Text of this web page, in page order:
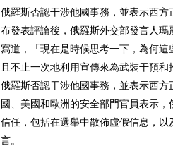
俄羅斯否認干涉他國事務，並表示西
布發表評論後，俄羅斯外交部發言人瑪
寫道，「現在是時候思考一下，為何
且不止一次地利用宣傳來為武裝干預
俄羅斯否認干涉他國事務，並表示西
國、美國和歐洲的安全部門官員表示
信任，包括在選舉中散佈虛假信息，
言。